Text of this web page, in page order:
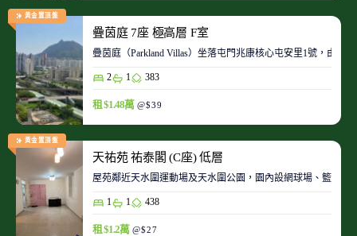
黃金置頂盤
疊茵庭 7座 極高層 F室
疊茵庭（Parkland Villas）坐落屯門兆康核心屯安里1號，由
2 1 383
租 $1.48萬 @$39
黃金置頂盤
天祐苑 祐泰閣 (C座) 低層
屋苑鄰近天水圍運動場及天水圍公園，園內設網球場、籃球
1 1 438
租 $1.2萬 @$27